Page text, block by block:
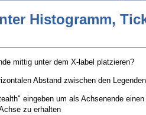
Histogramm,
mittig unter dem X-label platzieren?
Abstand zwischen den
eingeben um als Achsenende
zu erhalten